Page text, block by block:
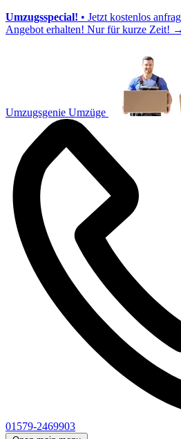
Umzugsspecial! • Jetzt kostenlos
Angebot erhalten! Nur für kurze Zeit! →
Umzugsgenie Umzüge
01579-2469903